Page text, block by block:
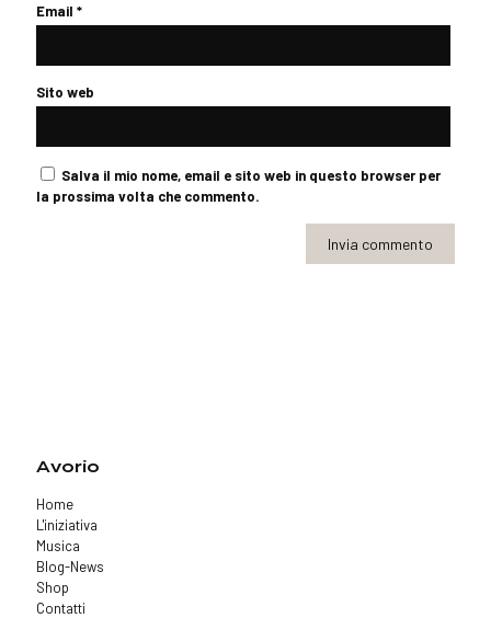
Email *
Sito web
Salva il mio nome, email e sito web in questo browser per
la prossima volta che commento.
Avorio
Home
L'iniziativa
Musica
Blog-News
Shop
Contatti